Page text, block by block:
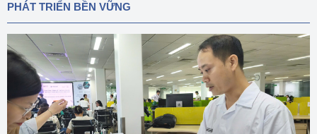
PHÁT TRIỂN BỀN VỮNG